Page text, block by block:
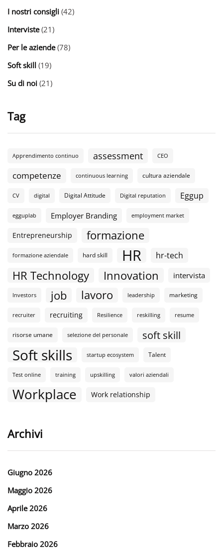
I nostri consigli (42)
Interviste(21)
Per le aziende(78)
Soft skill (19)
Su di noi (21)
Tag
Apprendimento continuo assessment CEO
competenze continuous learning cultura aziendale
CV digital Digital Attitude Digital reputation Eggup
egguplab Employer Branding employment market
Entrepreneurship formazione
formazione aziendale hard skill HR hr-tech
HR Technology Innovation intervista
Investors job lavoro leadership marketing
recruiter recruiting Resilience reskilling resume
risorse umane selezione del personale soft skill
Soft skills startup ecosystem Talent
Test online training upskilling valori aziendali
Workplace Work relationship
Archivi
Giugno 2026
Maggio 2026
Aprile 2026
Marzo 2026
Febbraio 2026